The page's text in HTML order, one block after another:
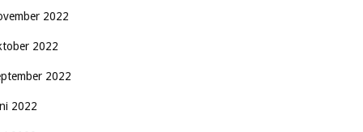
2022
2022
2022
2022